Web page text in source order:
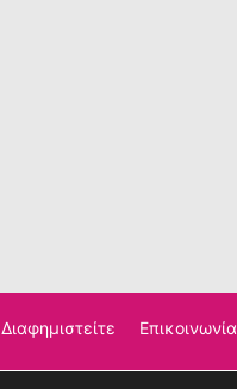
Διαφημιστείτε Επικοινωνία